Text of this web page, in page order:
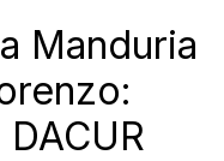
Manduria